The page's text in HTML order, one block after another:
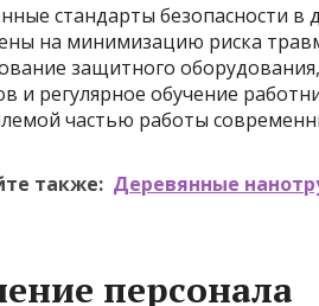
стандарты безопасности
на минимизацию риска
защитного
и регулярное обучение
частью работы
также: Деревянные
персонала